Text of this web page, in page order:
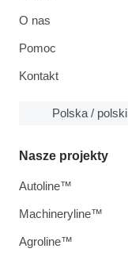
O nas
Pomoc
Kontakt
Polska / polski
Nasze projekty
Autoline™
Machineryline™
Agroline™